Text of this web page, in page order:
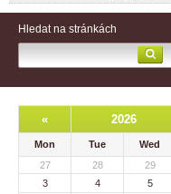
Hledat na stránkách
« 2026
Mon Tue Wed
27
28 29
3
4 5